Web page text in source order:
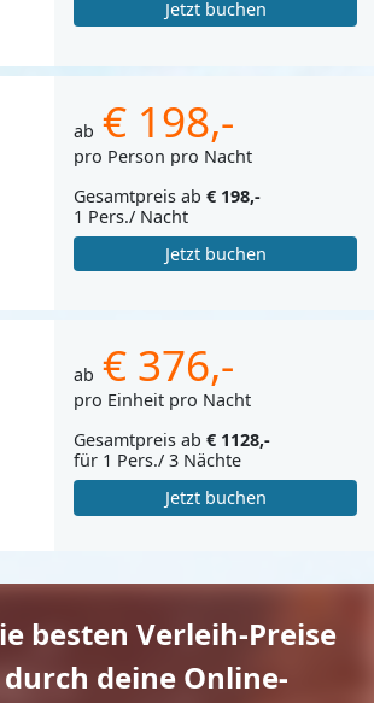
Jetzt buchen
ab € 198,-
pro Person pro Nacht
Gesamtpreis ab € 198,-
1 Pers./ Nacht
Jetzt buchen
ab € 376,-
pro Einheit pro Nacht
Gesamtpreis ab € 1128,-
für 1 Pers./ 3 Nächte
Jetzt buchen
besten Verleih-Preise
durch deine Online-